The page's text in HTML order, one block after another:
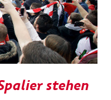
stehen